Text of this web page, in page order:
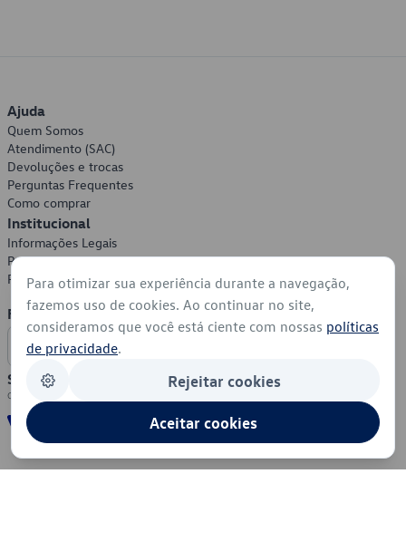
Ajuda
Quem Somos
Atendimento (SAC)
Devoluções e trocas
Perguntas Frequentes
Como comprar
Institucional
Informações Legais
Política de Privacidade
Política de Cookies
Formas de Pagamento
Segurança
Para otimizar sua experiência durante a navegação,
fazemos uso de cookies. Ao continuar no site,
consideramos que você está ciente com nossas políticas
de privacidade.
Rejeitar cookies
Aceitar cookies